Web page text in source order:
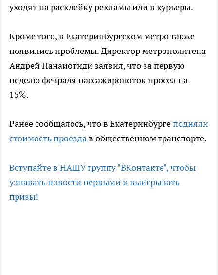
уходят на расклейку рекламы или в курьеры.
Кроме того, в Екатеринбургском метро также
появились проблемы. Директор метрополитена
Андрей Панаиотиди заявил, что за первую
неделю февраля пассажиропоток просел на
15%.
Ранее сообщалось, что в Екатеринбургеподняли
стоимость проездав общественном транспорте.
Вступайте в НАШУ группу "ВКонтакте", чтобы
узнавать новости первыми и выигрывать
призы!